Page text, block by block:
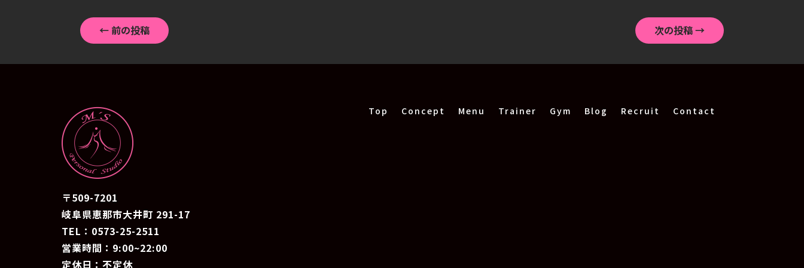
← 前の投稿 次の投稿→
〒509-7201
岐阜県恵那市大井町 291-17
TEL：0573-25-2511
営業時間：9:00~22:00
定休日：不定休
Top Concept Menu Trainer Gym Blog Recruit Contact